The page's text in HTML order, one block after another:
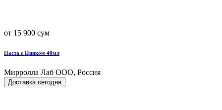
от 15 900 сум
Паста с Цинком 40мл
Мирролла Лаб ООО, Россия
Доставка сегодня